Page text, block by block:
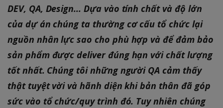
DEV, QA, Design... Dựa vào tính chất và độ lớn
của dự án chúng ta thường cơ cấu tổ chức lại
nguồn nhân lực sao cho phù hợp và để đảm bảo
sản phẩm được deliver đúng hạn với chất lượng
tốt nhất. Chúng tôi những người QA cảm thấy
thật tuyệt vời và hãnh diện khi bản thân đã góp
sức vào tổ chức/quy trình đó. Tuy nhiên chúng